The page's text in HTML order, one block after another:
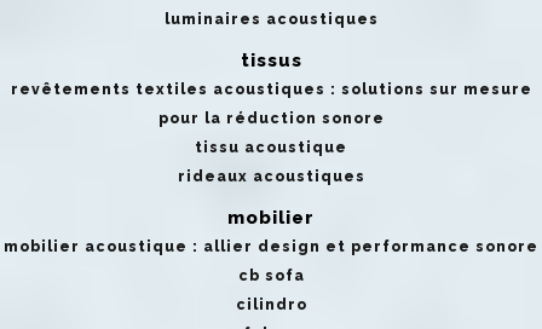
luminaires acoustiques
tissus
revêtements textiles acoustiques : solutions sur mesure
pour la réduction sonore
tissu acoustique
rideaux acoustiques
mobilier
mobilier acoustique : allier design et performance sonore
cb sofa
cilindro